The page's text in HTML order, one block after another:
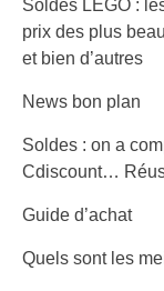
Soldes LEGO :
prix des plus
et bien d’autres
News bon plan
Soldes : on a
Cdiscount…
Guide d’achat
Quels sont les